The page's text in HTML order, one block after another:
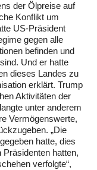
der Ölpreise auf
Konflikt um
US-Präsident
gegen alle
befinden und
Und er hatte
dieses Landes zu
erklärt. Trump
Aktivitäten der
unter anderem
Vermögenswerte,
„Die
hatte, dies
hatten,
verfolgte“,